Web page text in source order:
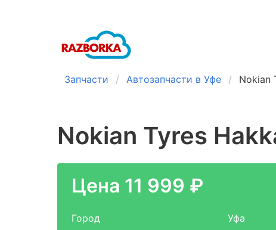
Запчасти Автозапчасти в Уфе Nokian
Nokian Tyres
Цена 11 999 ₽
Город Уфа